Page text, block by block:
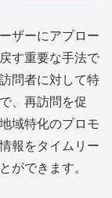
ザーにアプロー
す重要な手法で
問者に対して特
、再訪問を促
域特化のプロモ
報をタイムリー
ができます。